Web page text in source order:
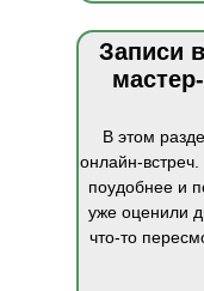
Записи
В этом
поудобнее и
уже оценили
что‑то